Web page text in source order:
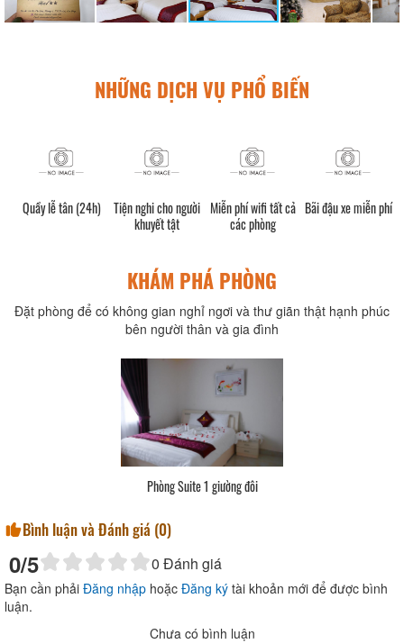
NHỮNG DỊCH VỤ PHỔ BIẾN
(24h)
Tiện nghi cho người Miễn phí wifi tất cả
các phòng
Bãi đậu xe miễn phí Khu vực hút
KHÁM PHÁ PHÒNG
Đặt phòng để có không gian nghỉ ngơi và thư giãn thật hạnh phúc
bên người thân và gia đình
Bình luận và Đánh giá (0)
0/5 0 Đánh giá
Bạn cần phải Đăng nhập hoặc Đăng ký tài khoản mới để được bình
luận.
Chưa có bình luận